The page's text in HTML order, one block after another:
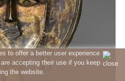
to offer a better user experience
accepting their use if you keep
the website.